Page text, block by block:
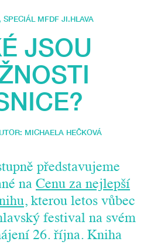
SPECIÁL MFDF JI.HLAVA
JSOU
MICHAELA HEČKOVÁ
představujeme
na Cenu za nejlepší
, kterou letos vůbec
festival na svém
26. října. Kniha